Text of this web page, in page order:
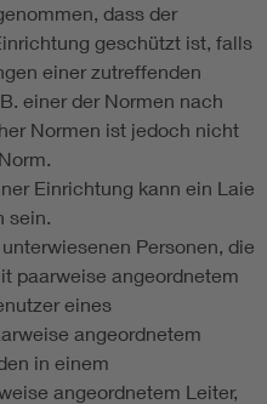
dass der
geschützt ist, falls
einer zutreffenden
einer der Normen nach
Normen ist jedoch nicht
Einrichtung kann ein Laie
sein.
Personen, die
paarweise angeordnetem
eines
angeordnetem
in einem
angeordnetem Leiter,